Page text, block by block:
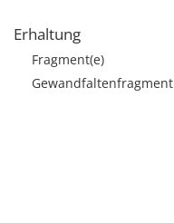
Erhaltung
Fragment(e)
Gewandfaltenfragment